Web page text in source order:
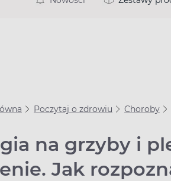
Poczytaj o zdrowiu Choroby
na grzyby i
Jak